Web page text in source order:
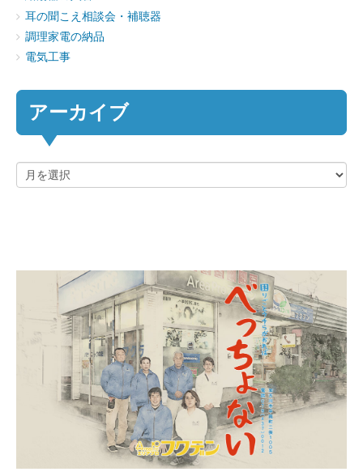
耳の聞こえ相談会・補聴器
調理家電の納品
電気工事
アーカイブ